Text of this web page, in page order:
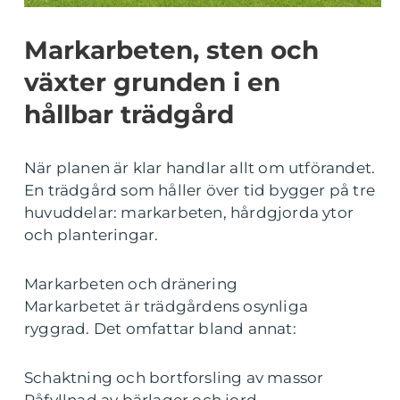
Markarbeten, sten och
växter grunden i en
hållbar trädgård
När planen är klar handlar allt om utförandet.
En trädgård som håller över tid bygger på tre
huvuddelar: markarbeten, hårdgjorda ytor
och planteringar.
Markarbeten och dränering
Markarbetet är trädgårdens osynliga
ryggrad. Det omfattar bland annat:
Schaktning och bortforsling av massor